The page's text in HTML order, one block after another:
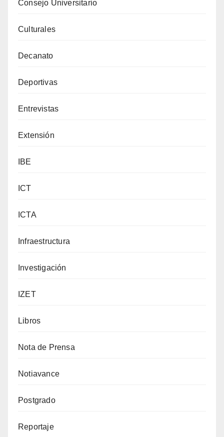
Consejo Universitario
Culturales
Decanato
Deportivas
Entrevistas
Extensión
IBE
ICT
ICTA
Infraestructura
Investigación
IZET
Libros
Nota de Prensa
Notiavance
Postgrado
Reportaje